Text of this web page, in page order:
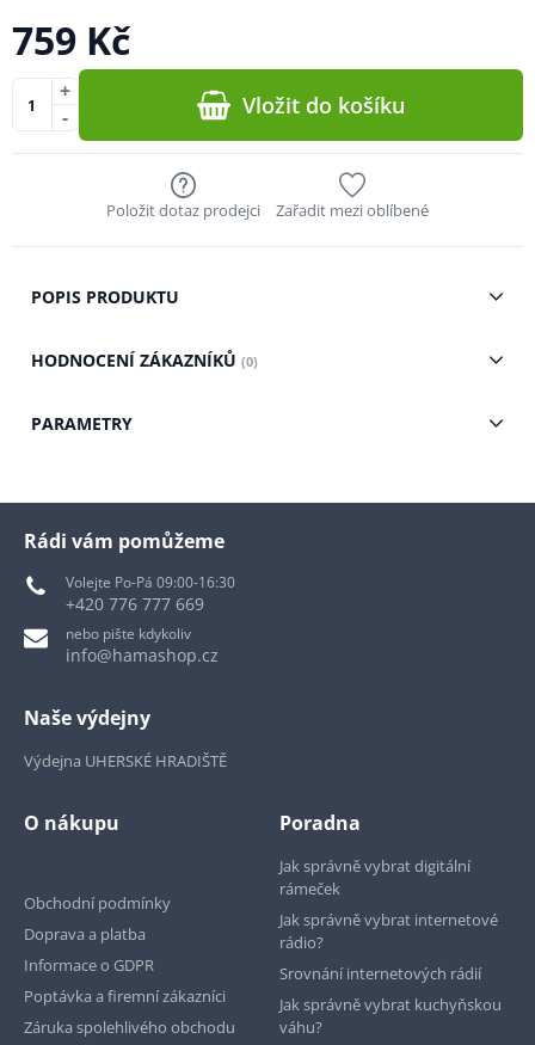
759 Kč
-
+ Vložit do košíku
Položit dotaz prodejci Zařadit mezi oblíbené
POPIS PRODUKTU
HODNOCENÍ ZÁKAZNÍKŮ (0)
PARAMETRY
Rádi vám pomůžeme
Volejte Po-Pá 09:00-16:30
+420 776 777 669
nebo pište kdykoliv
info@hamashop.cz
Naše výdejny
Výdejna UHERSKÉ HRADIŠTĚ
O nákupu
Obchodní podmínky
Doprava a platba
Informace o GDPR
Poptávka a firemní zákazníci
Záruka spolehlivého obchodu
Poradna
Jak správně vybrat digitální
rámeček
Jak správně vybrat internetové
rádio?
Srovnání internetových rádií
Jak správně vybrat kuchyňskou
váhu?